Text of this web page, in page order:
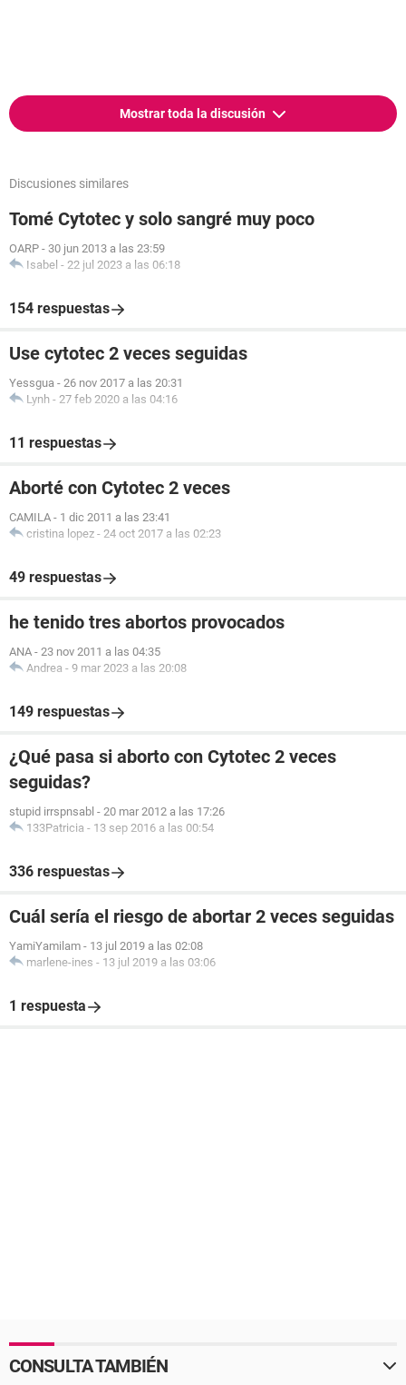
Mostrar toda la discusión
Discusiones similares
Tomé Cytotec y solo sangré muy poco
OARP - 30 jun 2013 a las 23:59
Isabel - 22 jul 2023 a las 06:18
154 respuestas
Use cytotec 2 veces seguidas
Yessgua - 26 nov 2017 a las 20:31
Lynh - 27 feb 2020 a las 04:16
11 respuestas
Aborté con Cytotec 2 veces
CAMILA - 1 dic 2011 a las 23:41
cristina lopez - 24 oct 2017 a las 02:23
49 respuestas
he tenido tres abortos provocados
ANA - 23 nov 2011 a las 04:35
Andrea - 9 mar 2023 a las 20:08
149 respuestas
¿Qué pasa si aborto con Cytotec 2 veces
seguidas?
stupid irrspnsabl - 20 mar 2012 a las 17:26
133Patricia - 13 sep 2016 a las 00:54
336 respuestas
Cuál sería el riesgo de abortar 2 veces seguidas
YamiYamilam - 13 jul 2019 a las 02:08
marlene-ines - 13 jul 2019 a las 03:06
1 respuesta
CONSULTA TAMBIÉN